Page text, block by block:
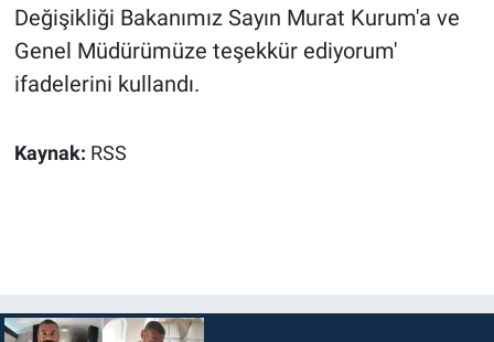
Değişikliği Bakanımız Sayın Murat Kurum'a ve
Genel Müdürümüze teşekkür ediyorum'
ifadelerini kullandı.
Kaynak: RSS